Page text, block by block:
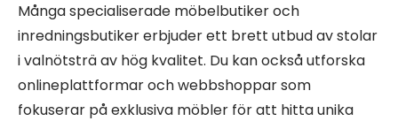
Många specialiserade möbelbutiker och
inredningsbutiker erbjuder ett brett utbud av stolar
i valnötsträ av hög kvalitet. Du kan också utforska
onlineplattformar och webbshoppar som
fokuserar på exklusiva möbler för att hitta unika